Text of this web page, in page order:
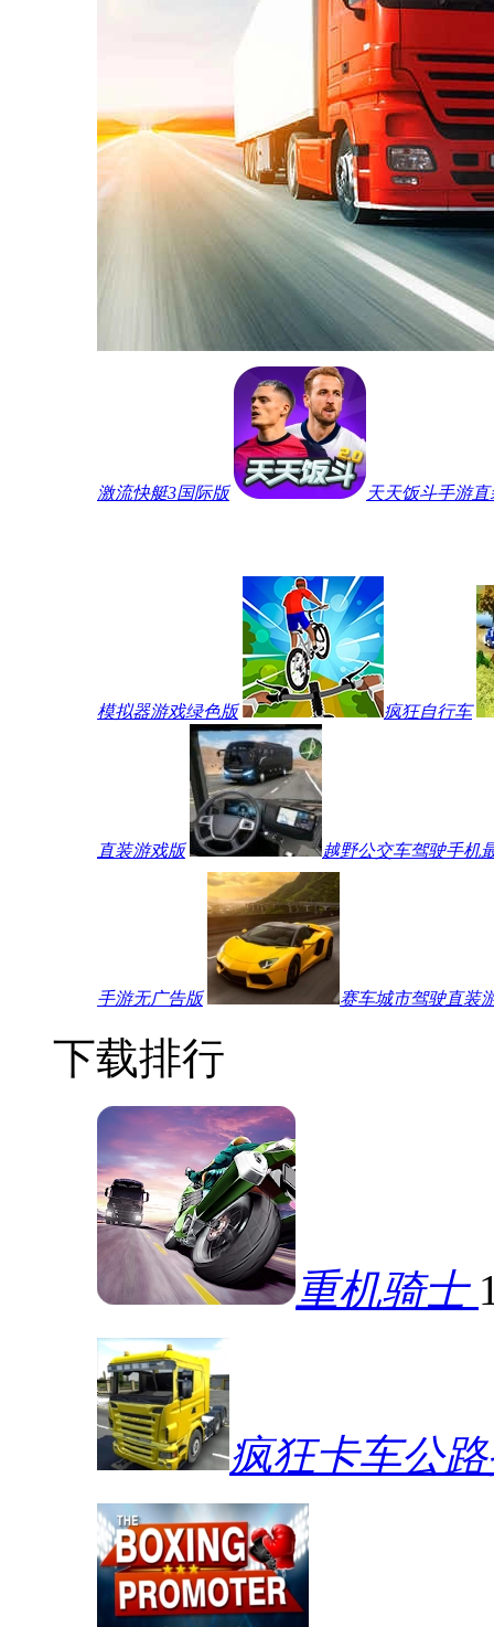
激流快艇3国际版 天天饭斗手游直
模拟器游戏绿色版 疯狂自行车
直装游戏版 越野公交车驾驶手机
手游无广告版 赛车城市驾驶直装
下载排行
重机骑士
疯狂卡车公